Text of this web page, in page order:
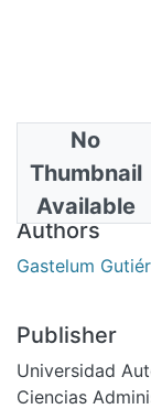
No
Thumbnail
Available
2016
Authors
Gastelum
Publisher
Universidad
Ciencias